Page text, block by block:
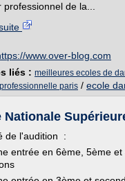
professionnel de la...
www.over-blog.com
liés : meilleures ecoles de
paris / ecole
Nationale
de l'audition :
entrée en 6ème, 5ème